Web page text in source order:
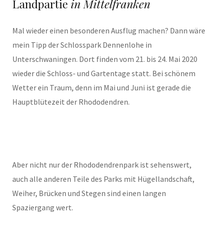
Landpartiein Mittelfranken
Mal wieder einen besonderen Ausflug machen? Dann wäre
mein Tipp der Schlosspark Dennenlohe in
Unterschwaningen. Dort finden vom 21. bis 24. Mai 2020
wieder die Schloss- und Gartentage statt. Bei schönem
Wetter ein Traum, denn im Mai und Juni ist gerade die
Hauptblütezeit der Rhododendren.
Aber nicht nur der Rhododendrenpark ist sehenswert,
auch alle anderen Teile des Parks mit Hügellandschaft,
Weiher, Brücken und Stegen sind einen langen
Spaziergang wert.